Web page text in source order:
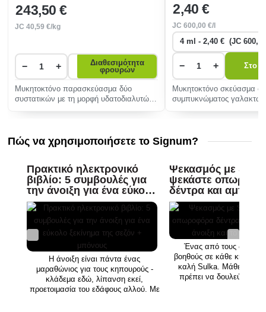
243,50 €
JC40,59 €/kg
− +
Διαθεσιμότητα
φρουρών
Μυκητοκτόνο παρασκεύασμα δύο
συστατικών με τη μορφή υδατοδιαλυτών
2,40 €
JC600,00 €/l
− + Στο
Μυκητοκτόνο σκεύασμα
συμπυκνώματος
Πώς να χρησιμοποιήσετε το Signum?
Πρακτικό ηλεκτρονικό
βιβλίο: 5 συμβουλές για
την άνοιξη για ένα εύκολο
ξεκίνημα της σεζόν +
μπόνους
Η άνοιξη είναι πάντα ένας
μαραθώνιος για τους κηπουρούς -
κλάδεμα εδώ, λίπανση εκεί,
προετοιμασία του εδάφους αλλού. Με
Ψεκασμός με
ψεκάστε
δέντρα και
άνοιξη και το
Ένας από τους
βοηθούς σε κάθε κήπο
καλή Sulka. Μάθετε πώς
πρέπει να δουλεύετε